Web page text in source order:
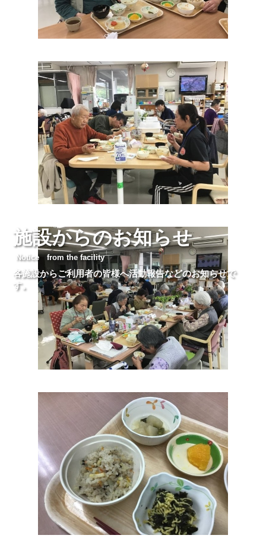
施設からのお知らせ
Notice from the facility
各施設からご利用者の皆様へ活動報告などのお知らせで
す。